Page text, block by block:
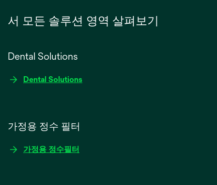
서 모든 솔루션 영역 살펴보기
Dental Solutions
Dental Solutions
가정용 정수 필터
가정용 정수필터